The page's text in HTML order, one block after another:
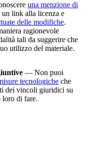
una menzione di
un link alla licenza e
delle modifiche.
ragionevole
tali da suggerire che
utilizzo del materiale.
— Non puoi
tecnologiche che
dei vincoli giuridici su
loro di fare.